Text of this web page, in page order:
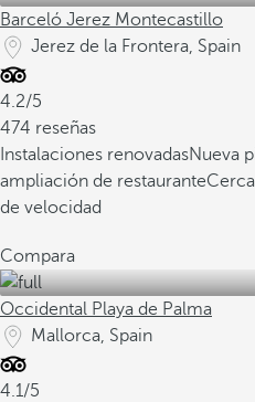
Barceló Jerez Montecastillo
Jerez de la Frontera, Spain
4.2/5
474 reseñas
Instalaciones renovadasNueva
ampliación de restaurante
de velocidad
Compara
Occidental Playa de Palma
Mallorca, Spain
4.1/5